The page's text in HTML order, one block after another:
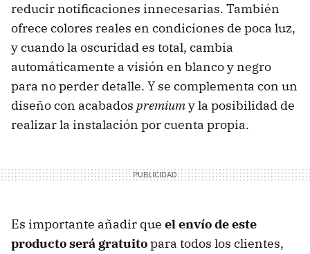
reducir notificaciones innecesarias. También
ofrece colores reales en condiciones de poca luz,
y cuando la oscuridad es total, cambia
automáticamente a visión en blanco y negro
para no perder detalle. Y se complementa con un
diseño con acabados premiumy la posibilidad de
realizar la instalación por cuenta propia.
Es importante añadir que el envío de este
producto será gratuitopara todos los clientes,